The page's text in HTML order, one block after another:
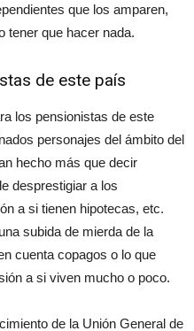
que los amparen,
tener que hacer nada.
de este país
los pensionistas de este
personajes del ámbito del
hecho más que decir
desprestigiar a los
a si tienen hipotecas, etc.
subida de mierda de la
cuenta copagos o lo que
a si viven mucho o poco.
de la Unión General de